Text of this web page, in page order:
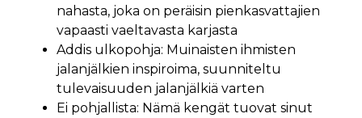
nahasta, joka on peräisin pienkasvattajien
vapaasti vaeltavasta karjasta
Addis ulkopohja: Muinaisten ihmisten
jalanjälkien inspiroima, suunniteltu
tulevaisuuden jalanjälkiä varten
Ei pohjallista: Nämä kengät tuovat sinut